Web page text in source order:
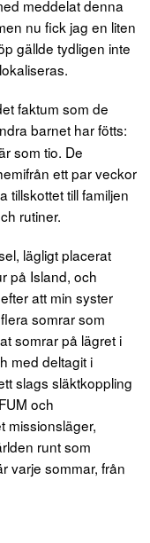
meddelat denna
nu fick jag en liten
gällde tydligen inte
faktum som de
barnet har fötts:
som tio. De
ett par veckor
tillskottet till familjen
rutiner.
lägligt placerat
på Island, och
att min syster
somrar som
somrar på lägret i
med deltagit i
slags släktkoppling
och
missionsläger,
runt som
varje sommar, från